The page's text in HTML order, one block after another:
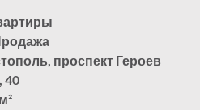
проспект Героев
40
м²